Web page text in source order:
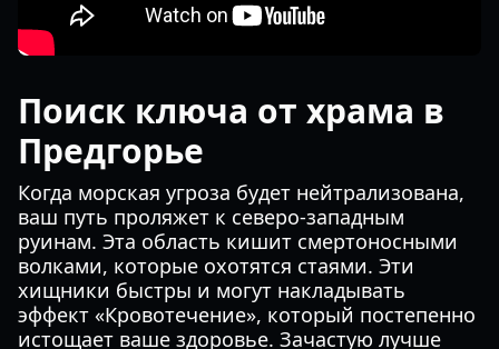
Поиск ключа от храма в
Предгорье
Когда морская угроза будет нейтрализована,
ваш путь проляжет к северо-западным
руинам. Эта область кишит смертоносными
волками, которые охотятся стаями. Эти
хищники быстры и могут накладывать
эффект «Кровотечение», который постепенно
истощает ваше здоровье. Зачастую лучше